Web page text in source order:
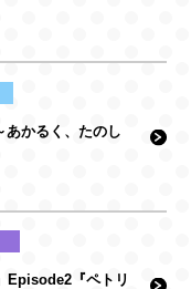
あかるく、たのし
Episode2『ペトリ